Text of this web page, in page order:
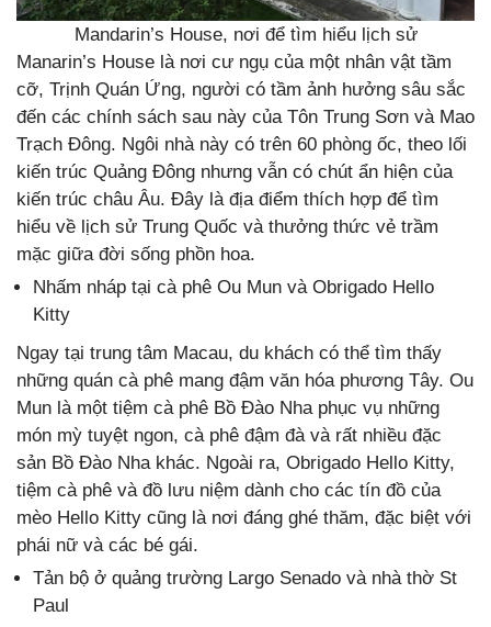
Mandarin’s House, nơi để tìm hiểu lịch sử
Manarin’s House là nơi cư ngụ của một nhân vật tầm
cỡ, Trịnh Quán Ứng, người có tầm ảnh hưởng sâu sắc
đến các chính sách sau này của Tôn Trung Sơn và Mao
Trạch Đông. Ngôi nhà này có trên 60 phòng ốc, theo lối
kiến trúc Quảng Đông nhưng vẫn có chút ẩn hiện của
kiến trúc châu Âu. Đây là địa điểm thích hợp để tìm
hiểu về lịch sử Trung Quốc và thưởng thức vẻ trầm
mặc giữa đời sống phồn hoa.
Nhấm nháp tại cà phê Ou Mun và Obrigado Hello
Kitty
Ngay tại trung tâm Macau, du khách có thể tìm thấy
những quán cà phê mang đậm văn hóa phương Tây. Ou
Mun là một tiệm cà phê Bồ Đào Nha phục vụ những
món mỳ tuyệt ngon, cà phê đậm đà và rất nhiều đặc
sản Bồ Đào Nha khác. Ngoài ra, Obrigado Hello Kitty,
tiệm cà phê và đồ lưu niệm dành cho các tín đồ của
mèo Hello Kitty cũng là nơi đáng ghé thăm, đặc biệt với
phái nữ và các bé gái.
Tản bộ ở quảng trường Largo Senado và nhà thờ St
Paul